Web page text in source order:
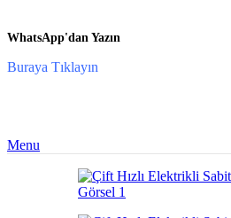
WhatsApp'dan Yazın
Buraya Tıklayın
Menu